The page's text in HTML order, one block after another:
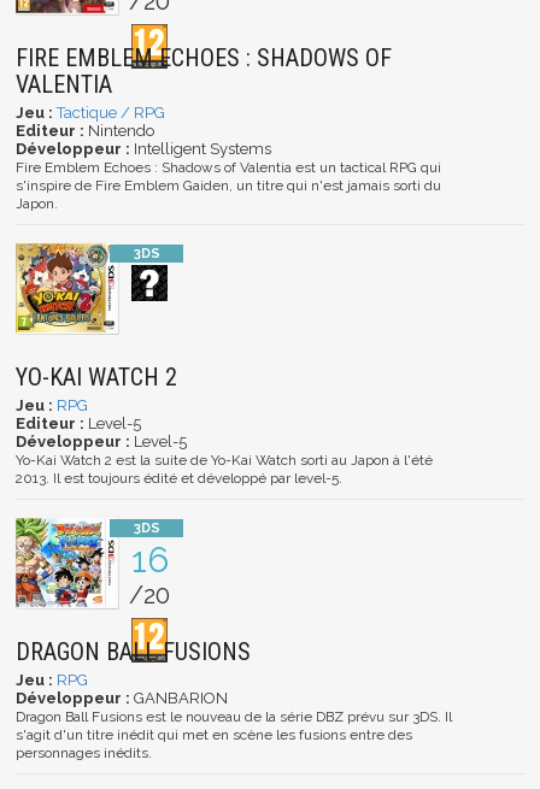
FIRE EMBLEM ECHOES : SHADOWS OF
VALENTIA
Jeu : Tactique / RPG
Editeur : Nintendo
Développeur : Intelligent Systems
Fire Emblem Echoes : Shadows of Valentia est un tactical RPG qui
s'inspire de Fire Emblem Gaiden, un titre qui n'est jamais sorti du
Japon.
YO-KAI WATCH 2
Jeu : RPG
Editeur : Level-5
Développeur : Level-5
Yo-Kai Watch 2 est la suite de Yo-Kai Watch sorti au Japon à l'été
2013. Il est toujours édité et développé par level-5.
16
/20
DRAGON BALL FUSIONS
Jeu : RPG
Développeur : GANBARION
Dragon Ball Fusions est le nouveau de la série DBZ prévu sur 3DS. Il
s'agit d'un titre inédit qui met en scène les fusions entre des
personnages inédits.